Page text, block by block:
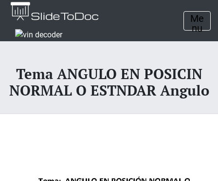
Me
nu
Tema ANGULO EN POSICIN
NORMAL O ESTNDAR Angulo